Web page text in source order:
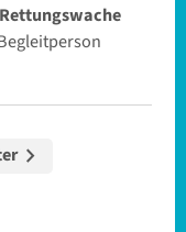
chevron_right